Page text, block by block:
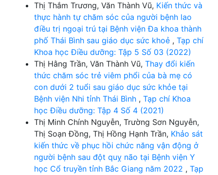
Thị Thắm Trương, Văn Thành Vũ, Kiến thức và
thực hành tự chăm sóc của người bệnh lao
điều trị ngoại trú tại Bệnh viện Đa khoa thành
phố Thái Bình sau giáo dục sức khoẻ , Tạp chí
Khoa học Điều dưỡng: Tập 5 Số 03 (2022)
Thị Hằng Trần, Văn Thành Vũ, Thay đổi kiến
thức chăm sóc trẻ viêm phổi của bà mẹ có
con dưới 2 tuổi sau giáo dục sức khỏe tại
Bệnh viện Nhi tỉnh Thái Bình , Tạp chí Khoa
học Điều dưỡng: Tập 4 Số 4 (2021)
Thị Minh Chính Nguyễn, Trường Sơn Nguyễn,
Thị Soạn Đồng, Thị Hồng Hạnh Trần, Khảo sát
kiến thức về phục hồi chức năng vận động ở
người bệnh sau đột quỵ não tại Bệnh viện Y
học Cổ truyền tỉnh Bắc Giang năm 2022 , Tạp